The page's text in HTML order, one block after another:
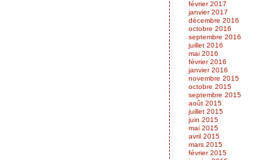
février 2017
janvier 2017
décembre 2016
octobre 2016
septembre 2016
juillet 2016
mai 2016
février 2016
janvier 2016
novembre 2015
octobre 2015
septembre 2015
août 2015
juillet 2015
juin 2015
mai 2015
avril 2015
mars 2015
février 2015